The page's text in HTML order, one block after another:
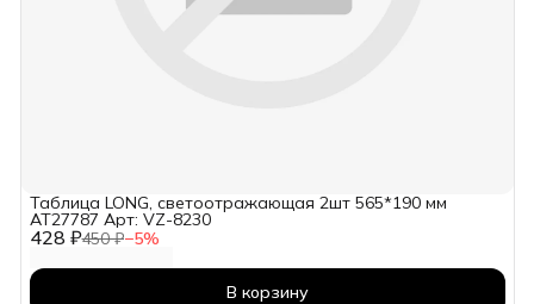
428 ₽450 ₽−5%
Таблица LONG, светоотражающая 2шт 565*190 мм
AT27787 Арт: VZ-8230
В корзину